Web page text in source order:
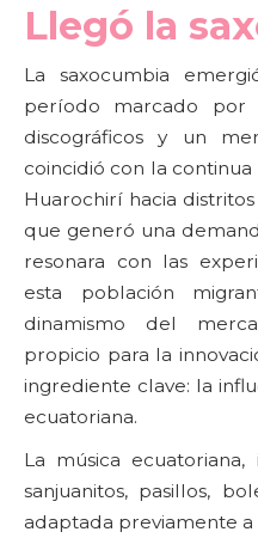
Llegó la
La saxocumbia
período marcado por
discográficos y un
coincidió con la
Huarochirí hacia
que generó una
resonara con las
esta población
dinamismo del
propicio para la
ingrediente clave: la
ecuatoriana.
La música
sanjuanitos, pasillos,
adaptada previamente